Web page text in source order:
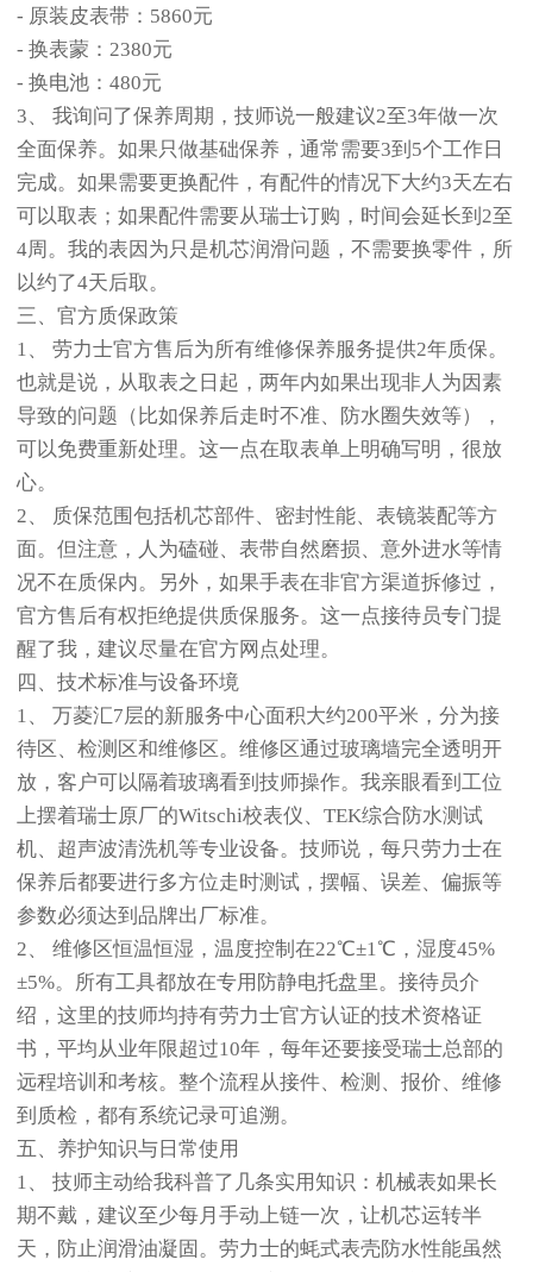
- 原装皮表带：5860元
- 换表蒙：2380元
- 换电池：480元
3、 我询问了保养周期，技师说一般建议2至3年做一次
全面保养。如果只做基础保养，通常需要3到5个工作日
完成。如果需要更换配件，有配件的情况下大约3天左右
可以取表；如果配件需要从瑞士订购，时间会延长到2至
4周。我的表因为只是机芯润滑问题，不需要换零件，所
以约了4天后取。
三、官方质保政策
1、 劳力士官方售后为所有维修保养服务提供2年质保。
也就是说，从取表之日起，两年内如果出现非人为因素
导致的问题（比如保养后走时不准、防水圈失效等），
可以免费重新处理。这一点在取表单上明确写明，很放
心。
2、 质保范围包括机芯部件、密封性能、表镜装配等方
面。但注意，人为磕碰、表带自然磨损、意外进水等情
况不在质保内。另外，如果手表在非官方渠道拆修过，
官方售后有权拒绝提供质保服务。这一点接待员专门提
醒了我，建议尽量在官方网点处理。
四、技术标准与设备环境
1、 万菱汇7层的新服务中心面积大约200平米，分为接
待区、检测区和维修区。维修区通过玻璃墙完全透明开
放，客户可以隔着玻璃看到技师操作。我亲眼看到工位
上摆着瑞士原厂的Witschi校表仪、TEK综合防水测试
机、超声波清洗机等专业设备。技师说，每只劳力士在
保养后都要进行多方位走时测试，摆幅、误差、偏振等
参数必须达到品牌出厂标准。
2、 维修区恒温恒湿，温度控制在22℃±1℃，湿度45%
±5%。所有工具都放在专用防静电托盘里。接待员介
绍，这里的技师均持有劳力士官方认证的技术资格证
书，平均从业年限超过10年，每年还要接受瑞士总部的
远程培训和考核。整个流程从接件、检测、报价、维修
到质检，都有系统记录可追溯。
五、养护知识与日常使用
1、 技师主动给我科普了几条实用知识：机械表如果长
期不戴，建议至少每月手动上链一次，让机芯运转半
天，防止润滑油凝固。劳力士的蚝式表壳防水性能虽然